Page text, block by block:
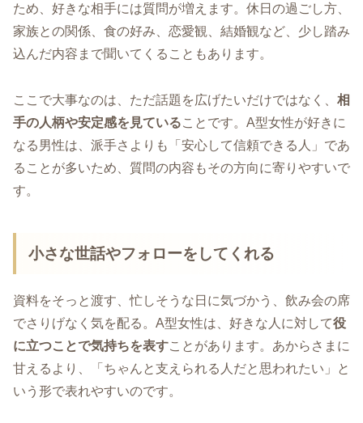
ため、好きな相手には質問が増えます。休日の過ごし方、
家族との関係、食の好み、恋愛観、結婚観など、少し踏み
込んだ内容まで聞いてくることもあります。
ここで大事なのは、ただ話題を広げたいだけではなく、 相
手の人柄や安定感を見ていることです。A型女性が好きに
なる男性は、派手さよりも「安心して信頼できる人」であ
ることが多いため、質問の内容もその方向に寄りやすいで
す。
小さな世話やフォローをしてくれる
資料をそっと渡す、忙しそうな日に気づかう、飲み会の席
でさりげなく気を配る。A型女性は、好きな人に対して役
に立つことで気持ちを表すことがあります。あからさまに
甘えるより、「ちゃんと支えられる人だと思われたい」と
いう形で表れやすいのです。